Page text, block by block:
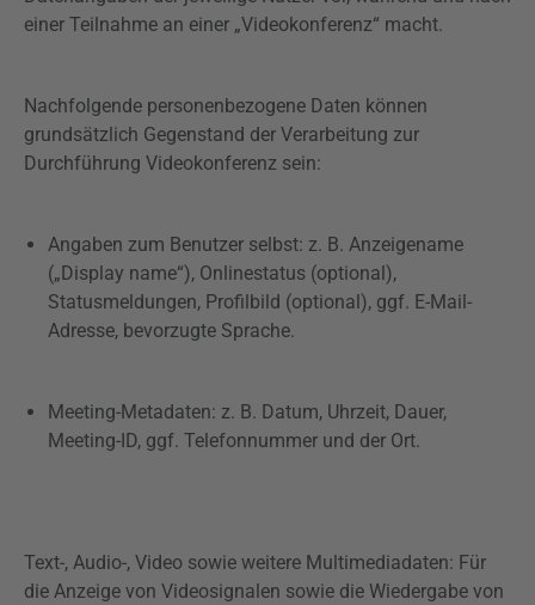
einer Teilnahme an einer „Videokonferenz“ macht.
Nachfolgende personenbezogene Daten können
grundsätzlich Gegenstand der Verarbeitung zur
Durchführung Videokonferenz sein:
Angaben zum Benutzer selbst: z. B. Anzeigename
(„Display name“), Onlinestatus (optional),
Statusmeldungen, Profilbild (optional), ggf. E-Mail-
Adresse, bevorzugte Sprache.
Meeting-Metadaten: z. B. Datum, Uhrzeit, Dauer,
Meeting-ID, ggf. Telefonnummer und der Ort.
Text-, Audio-, Video sowie weitere Multimediadaten: Für
die Anzeige von Videosignalen sowie die Wiedergabe von